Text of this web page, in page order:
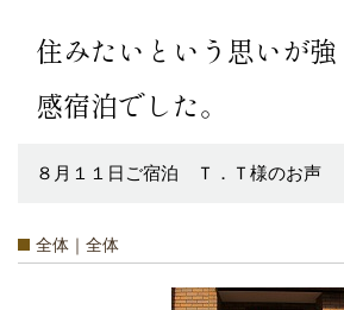
住みたいという思いが
感宿泊でした。
８月１１日ご宿泊 Ｔ．Ｔ様のお声
全体｜全体